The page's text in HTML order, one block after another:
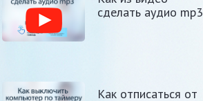
сделать аудио mp3
Как отписаться от